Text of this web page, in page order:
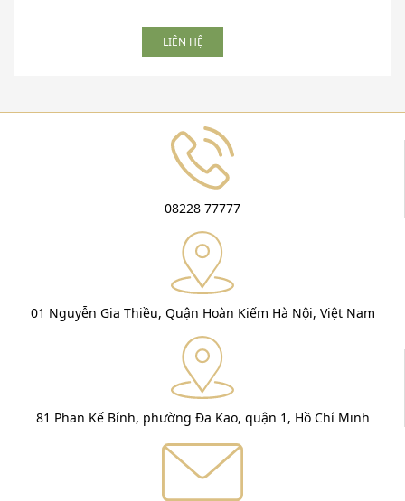
LIÊN HỆ
08228 77777
01 Nguyễn Gia Thiều, Quận Hoàn Kiếm Hà Nội, Việt Nam
81 Phan Kế Bính, phường Đa Kao, quận 1, Hồ Chí Minh